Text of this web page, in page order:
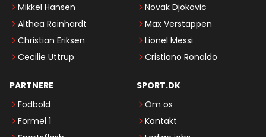
Mikkel Hansen
Althea Reinhardt
Christian Eriksen
Cecilie Uttrup
Novak Djokovic
Max Verstappen
Lionel Messi
Cristiano Ronaldo
PARTNERE
Fodbold
Formel 1
SPORT.DK
Om os
Kontakt